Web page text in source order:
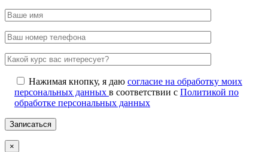
Нажимая кнопку, я даю согласие на обработку моих
персональных данных в соответствии с Политикой по
обработке персональных данных
×